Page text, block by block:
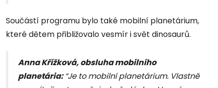
Součástí programu bylo také mobilní planetárium,
které dětem přibližovalo vesmír i svět dinosaurů.
Anna Křížková, obsluha mobilního
planetária:“Je to mobilní planetárium. Vlastně